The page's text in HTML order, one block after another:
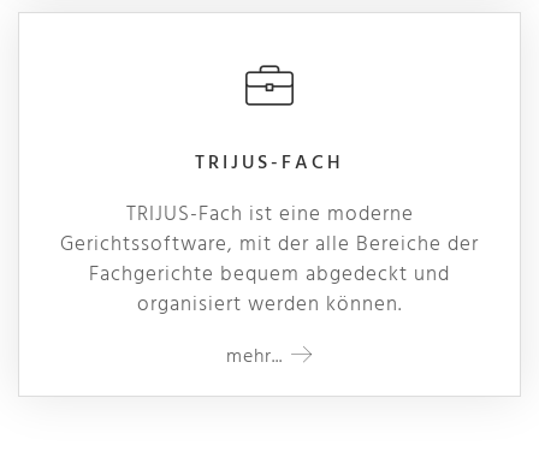
TRIJUS-FACH
TRIJUS-Fach ist eine moderne
Gerichtssoftware, mit der alle Bereiche der
Fachgerichte bequem abgedeckt und
organisiert werden können.
mehr...